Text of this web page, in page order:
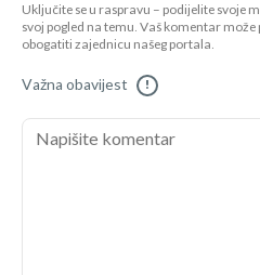
Uključite se u raspravu – podijelite svoje
svoj pogled na temu. Vaš komentar
obogatiti zajednicu našeg portala.
Važna obavijest !